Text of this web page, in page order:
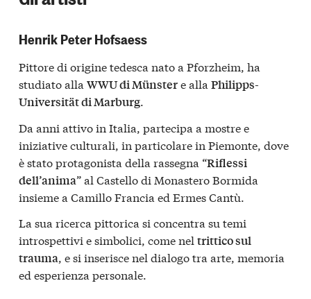
Henrik Peter Hofsaess
Pittore di origine tedesca nato a Pforzheim, ha
studiato alla WWU di Münstere alla Philipps-
Universität di Marburg.
Da anni attivo in Italia, partecipa a mostre e
iniziative culturali, in particolare in Piemonte, dove
è stato protagonista della rassegna “Riflessi
dell’anima” al Castello di Monastero Bormida
insieme a Camillo Francia ed Ermes Cantù.
La sua ricerca pittorica si concentra su temi
introspettivi e simbolici, come nel trittico sul
trauma, e si inserisce nel dialogo tra arte, memoria
ed esperienza personale.